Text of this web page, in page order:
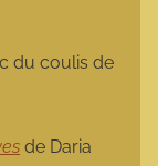
du coulis de
de Daria